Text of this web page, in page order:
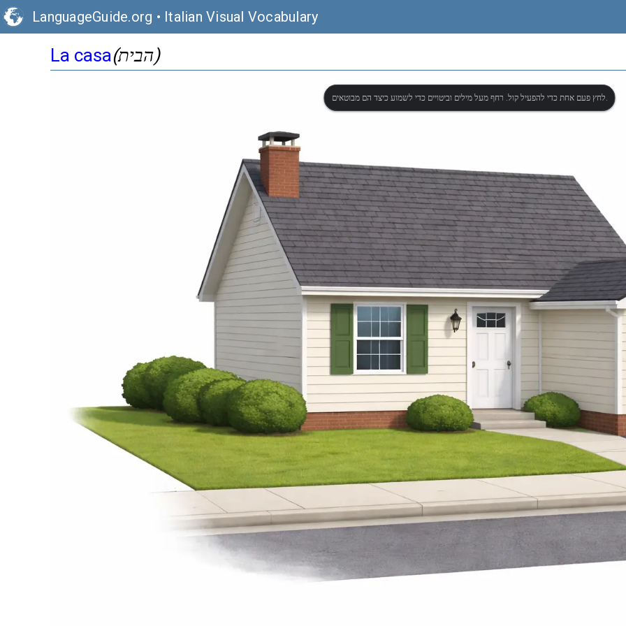
LanguageGuide.org • Italian Visual Vocabulary
La casa (הבית)
לחץ פעם אחת כדי להפעיל קול. רחף מעל מילים וביטויים כדי לשמוע כיצד הם מבוטאים.